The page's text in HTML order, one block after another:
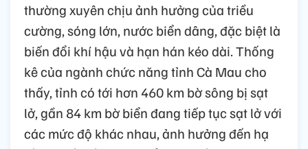
thường xuyên chịu ảnh hưởng của triều
cường, sóng lớn, nước biển dâng, đặc biệt là
biến đổi khí hậu và hạn hán kéo dài. Thống
kê của ngành chức năng tỉnh Cà Mau cho
thấy, tỉnh có tới hơn 460 km bờ sông bị sạt
lở, gần 84 km bờ biển đang tiếp tục sạt lở với
các mức độ khác nhau, ảnh hưởng đến hạ